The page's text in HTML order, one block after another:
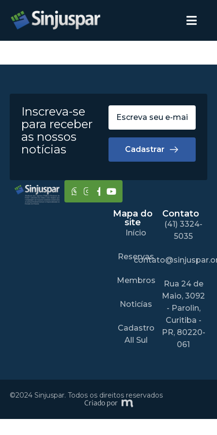
Inscreva-se
para receber
as nossos
notícias
Cadastrar
Mapa do
site
Início
Reservas
Membros
Noticías
Cadastro
All Sul
Contato
(41) 3324-
5035
Rua 24 de
Maio, 3092
- Parolin,
Curitiba -
PR, 80220-
061
©2024 Sinjuspar. Todos os direitos reservados
Criado por